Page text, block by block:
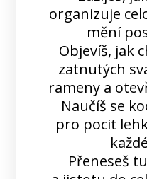
organizuje
mění
Objevíš, jak
zatnutých
rameny a
Naučíš se
pro pocit
Přeneseš